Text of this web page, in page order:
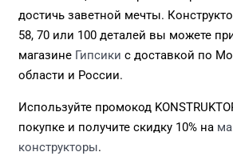
достичь заветной мечты.
58, 70 или 100 деталей вы можете
магазине Гипсики с доставкой по
области и России.
Используйте промокод
покупке и получите скидку 10% на
конструкторы.